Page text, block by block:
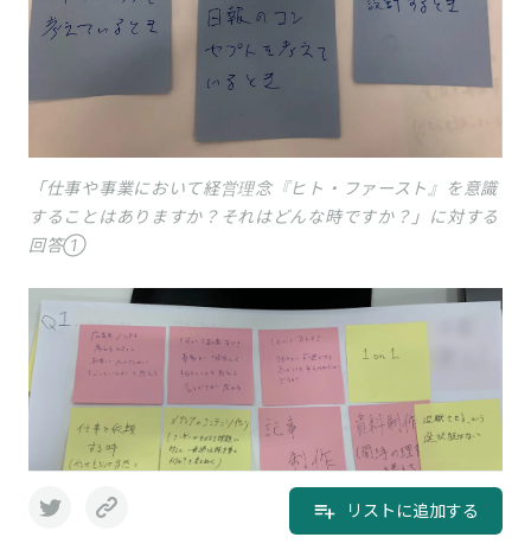
「仕事や事業において経営理念『ヒト・ファースト』を意識
することはありますか？それはどんな時ですか？」に対する
回答①
リストに追加する